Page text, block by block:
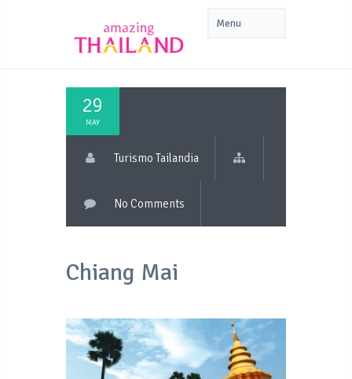
29
MAY
Turismo Tailandia
No Comments
Chiang Mai